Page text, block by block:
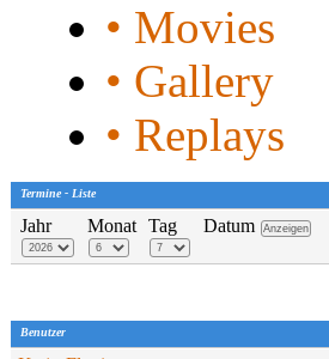
• Movies
• Gallery
• Replays
Termine - Liste
Datum
Jahr Monat Tag
Benutzer